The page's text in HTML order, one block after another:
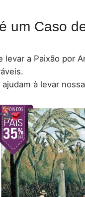
um Caso
a Paixão por
à levar